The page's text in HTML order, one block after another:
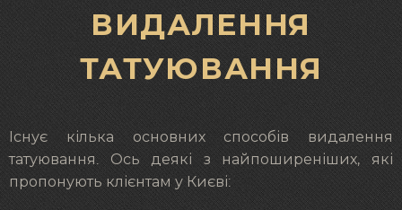
ВИДАЛЕННЯ
ТАТУЮВАННЯ
Існує кілька основних способів видалення
татуювання. Ось деякі з найпоширеніших, які
пропонують клієнтам у Києві: